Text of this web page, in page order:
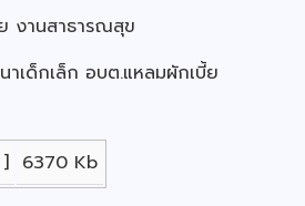
งานสาธารณสุข
เด็กเล็ก อบต.แหลมผักเบี้ย
6370 Kb